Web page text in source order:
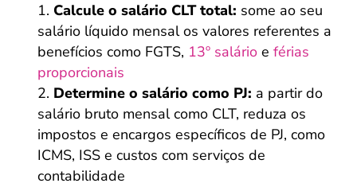
Calcule o salário CLT total: some ao seu
salário líquido mensal os valores referentes a
benefícios como FGTS, 13º salário e férias
proporcionais
Determine o salário como PJ: a partir do
salário bruto mensal como CLT, reduza os
impostos e encargos específicos de PJ, como
ICMS, ISS e custos com serviços de
contabilidade